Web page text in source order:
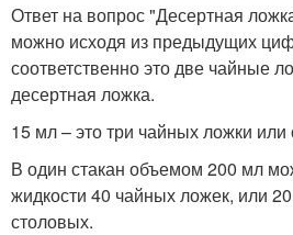
Ответ на вопрос "Десертная
можно исходя из предыдущих
соответственно это две чайные
десертная ложка.
15 мл – это три чайных ложки или
В один стакан объемом 200 мл
жидкости 40 чайных ложек, или
столовых.